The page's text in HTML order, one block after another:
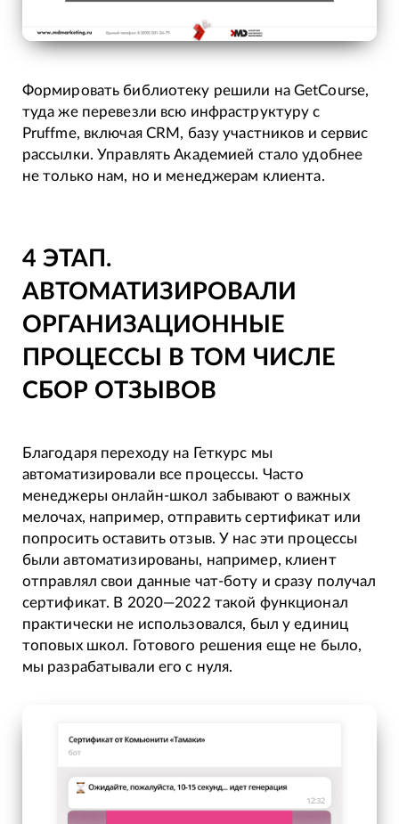
Формировать библиотеку решили на GetCourse,
туда же перевезли всю инфраструктуру с
Pruffme, включая CRM, базу участников и сервис
рассылки. Управлять Академией стало удобнее
не только нам, но и менеджерам клиента.
4 ЭТАП.
АВТОМАТИЗИРОВАЛИ
ОРГАНИЗАЦИОННЫЕ
ПРОЦЕССЫ В ТОМ ЧИСЛЕ
СБОР ОТЗЫВОВ
Благодаря переходу на Геткурс мы
автоматизировали все процессы. Часто
менеджеры онлайн-школ забывают о важных
мелочах, например, отправить сертификат или
попросить оставить отзыв. У нас эти процессы
были автоматизированы, например, клиент
отправлял свои данные чат-боту и сразу получал
сертификат. В 2020—2022 такой функционал
практически не использовался, был у единиц
топовых школ. Готового решения еще не было,
мы разрабатывали его с нуля.